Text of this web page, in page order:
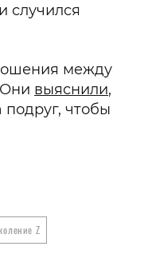
случился
между
выяснили,
чтобы
Z